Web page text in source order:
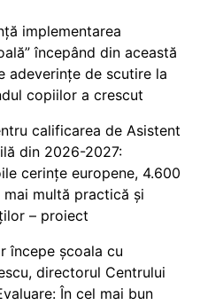
implementarea
începând din această
adeverințe de scutire la
copiilor a crescut
calificarea de Asistent
din 2026-2027:
cerințe europene, 4.600
multă practică și
– proiect
începe școala cu
directorul Centrului
În cel mai bun